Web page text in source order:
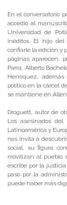
En el conversatorio
accedió al
Universidad de
inéditos. El hijo del
confiarle la edición y
páginas aparecen,
Parra, Alberto
Henríquez,
político en la cárcel
se mantiene en
Droguett, autor de
Los asesinados
Latinoamérica y
nos invita a
social, su figura
movilizan al pueblo
escribe por la justicia
paso por la
puede haber más